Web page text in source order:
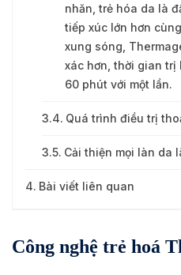
nhăn, trẻ hóa da là
tiếp xúc lớn hơn
xung sóng,
xác hơn, thời gian
60 phút với một lần.
Quá trình điều trị
Cải thiện mọi làn da
Bài viết liên quan
Công nghệ trẻ hoá